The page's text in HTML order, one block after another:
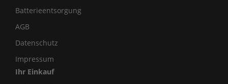
Batterieentsorgung
AGB
Datenschutz
Impressum
Ihr Einkauf